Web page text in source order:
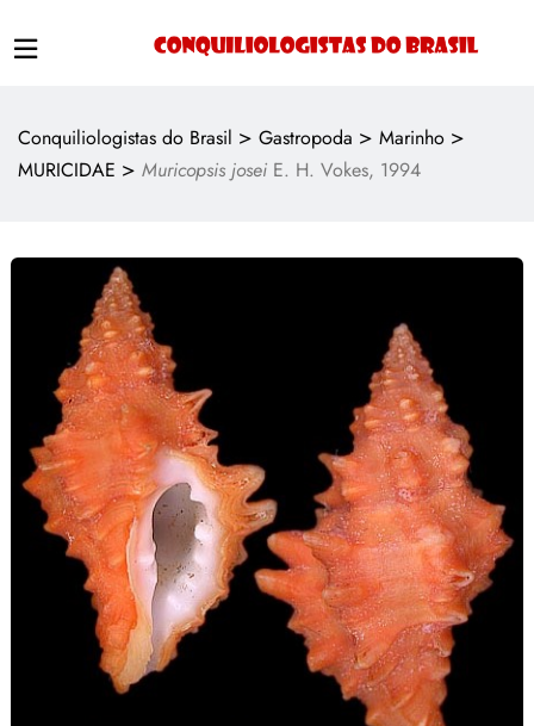
Conquiliologistas do Brasil > Gastropoda > Marinho >
MURICIDAE > Muricopsis josei E. H. Vokes, 1994